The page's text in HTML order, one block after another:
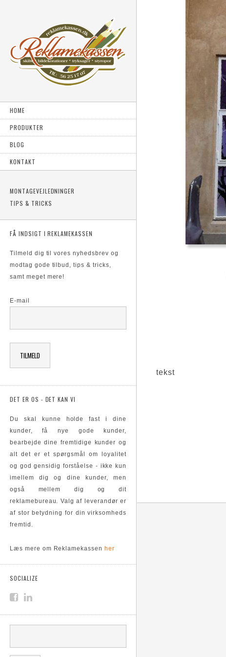
HOME
PRODUKTER
BLOG
KONTAKT
MONTAGEVEJLEDNINGER
TIPS & TRICKS
FÅ INDSIGT I REKLAMEKASSEN
Tilmeld dig til vores nyhedsbrev og
modtag gode tilbud, tips & tricks,
samt meget mere!
E-mail
DET ER OS - DET KAN VI
Du skal kunne holde fast i dine
kunder, få nye gode kunder,
bearbejde dine fremtidige kunder og
alt det er et spørgsmål om loyalitet
og god gensidig forståelse - ikke kun
imellem dig og dine kunder, men
også mellem dig og dit
reklamebureau. Valg af leverandør er
af stor betydning for din virksomheds
fremtid.
Læs mere om Reklamekassen her
SOCIALIZE
SØGEFELT
tekst